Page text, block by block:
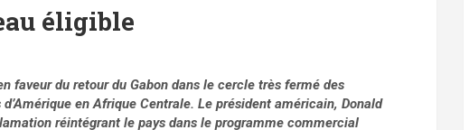
éligible
faveur du retour du Gabon dans le cercle très fermé des
en Afrique Centrale. Le président américain, Donald
réintégrant le pays dans le programme commercial